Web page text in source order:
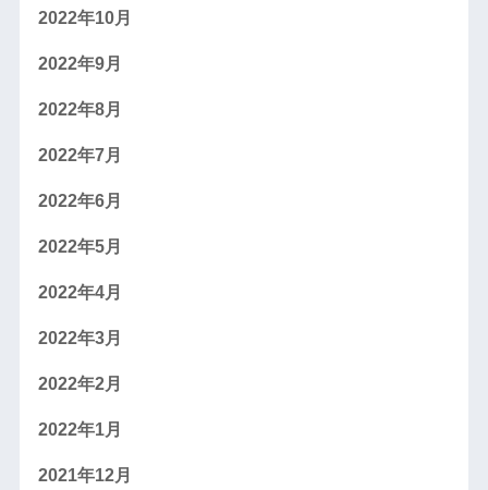
2022年10月
2022年9月
2022年8月
2022年7月
2022年6月
2022年5月
2022年4月
2022年3月
2022年2月
2022年1月
2021年12月